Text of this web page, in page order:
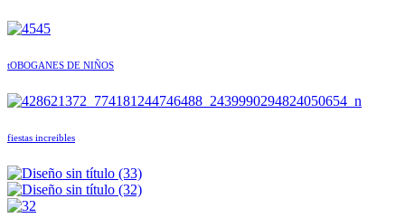
tOBOGANES DE NIÑOS
fiestas increibles